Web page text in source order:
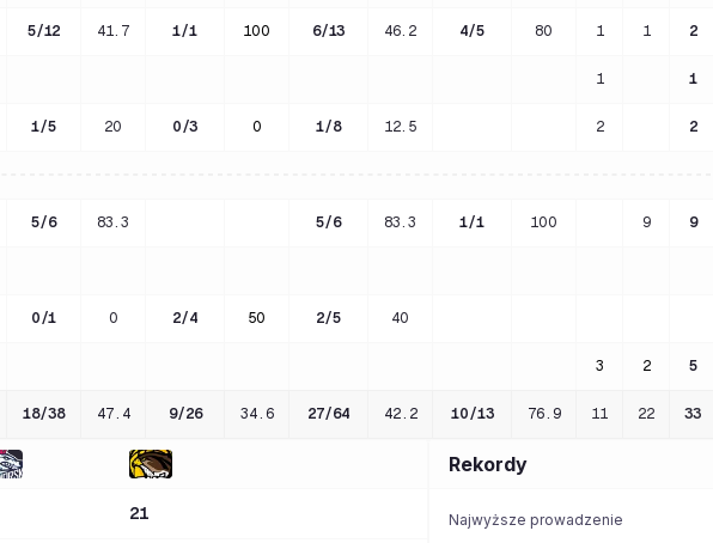
5/12 41.7 1/1 100 6/13 46.2 4/5 80 1 1 2
1 1
1/5 20 0 /3 0 1/8 12.5 2 2
5/6 83.3 5/6 83.3 1/1 100 9 9
0 /1 0 2/4 50 2/5 40
3 2 5
18/38 47.4 9/26 34.6 27/64 42.2 10 /13 76.9 11 22 33
21
Rekordy
Najwyższe prowadzenie